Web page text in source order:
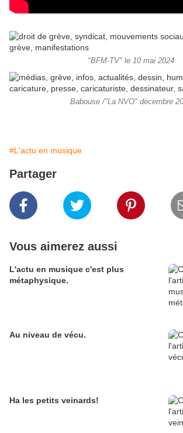
"BFM-TV" le 10 mai 2024
Babouse /"La NVO" décembre
#L'actu en musique
Partager
Vous aimerez aussi
L'actu en musique c'est plus
métaphysique.
Au niveau de vécu.
Ha les petits veinards!